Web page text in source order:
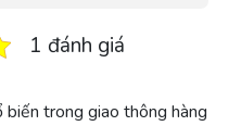
1 đánh giá
trong giao thông hàng